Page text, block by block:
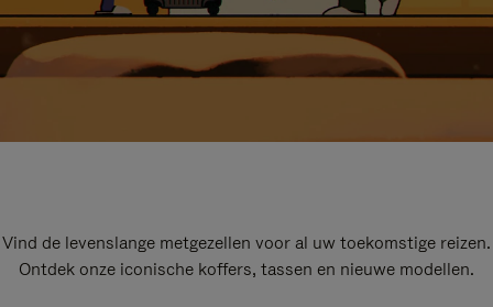
Vind de levenslange metgezellen voor al uw toekomstige reizen.
Ontdek onze iconische koffers, tassen en nieuwe modellen.